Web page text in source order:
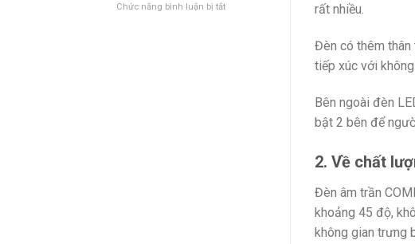
rất nhiều.
Đèn có thêm thân
tiếp xúc với
Bên ngoài đèn
bật 2 bên để
2. Về chất
Đèn âm trần
khoảng 45 độ,
không gian trưng
hình
Chức năng bình luận bị tắtở